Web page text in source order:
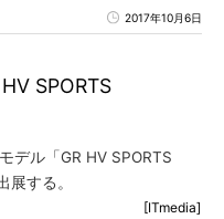
2017年10月6日
SPORTS
デル「GR HV SPORTS
する。
[ITmedia]